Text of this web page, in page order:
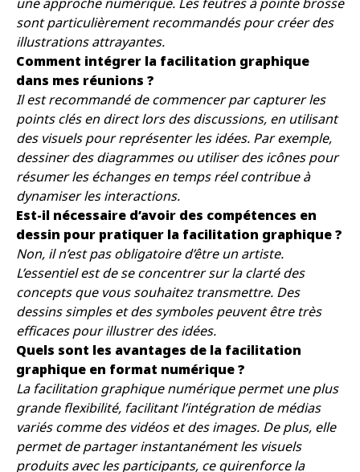
sont particulièrement recommandés pour créer des
illustrations attrayantes.
Comment intégrer la facilitation graphique
dans mes réunions ?
Il est recommandé de commencer par capturer les
points clés en direct lors des discussions, en utilisant
des visuels pour représenter les idées. Par exemple,
dessiner des diagrammes ou utiliser des icônes pour
résumer les échanges en temps réel contribue à
dynamiser les interactions.
Est-il nécessaire d’avoir des compétences en
dessin pour pratiquer la facilitation graphique ?
Non, il n’est pas obligatoire d’être un artiste.
L’essentiel est de se concentrer sur la clarté des
concepts que vous souhaitez transmettre. Des
dessins simples et des symboles peuvent être très
efficaces pour illustrer des idées.
Quels sont les avantages de la facilitation
graphique en format numérique ?
La facilitation graphique numérique permet une plus
grande flexibilité, facilitant l’intégration de médias
variés comme des vidéos et des images. De plus, elle
permet de partager instantanément les visuels
produits avec les participants, ce quirenforce la